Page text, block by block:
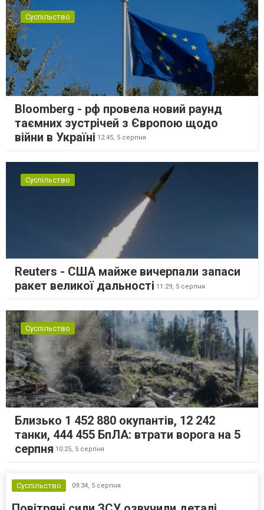
Суспільство
Bloomberg - рф провела новий раунд
таємних зустрічей з Європою щодо
війни в Україні 12:45, 5 серпня
Суспільство
Reuters - США майже вичерпали запаси
ракет великої дальності 11:29, 5 серпня
Суспільство
Близько 1 452 880 окупантів, 12 242
танки, 444 455 БпЛА: втрати ворога на 5
серпня 10:25, 5 серпня
Суспільство 09:34, 5 серпня